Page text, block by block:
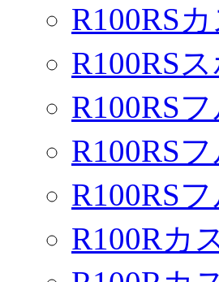
R100RS
R100RS
R100RS
R100RS
R100RS
R100Rカ